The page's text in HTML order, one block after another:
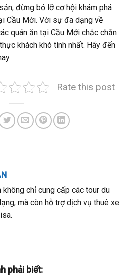
đừng bỏ lỡ cơ hội khám phá
Cầu Mới. Với sự đa dạng về
quán ăn tại Cầu Mới chắc chắn
khách khó tính nhất. Hãy đến
Rate this post
không chỉ cung cấp các tour du
mà còn hỗ trợ dịch vụ thuê xe
phải biết: